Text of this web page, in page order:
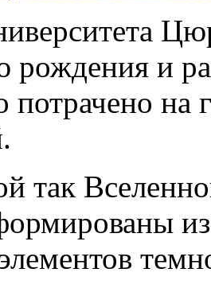
рождения и
потрачено на
так